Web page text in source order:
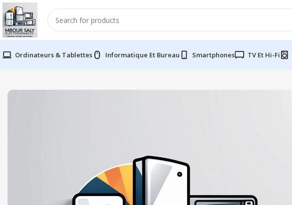
Ordinateurs & Tablettes Informatique Et Bureau Smartphones TV Et Hi-Fi